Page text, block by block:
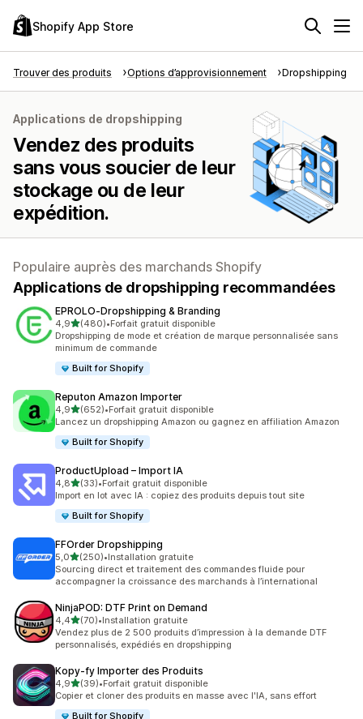
Shopify App Store
Trouver des produits Options d’approvisionnement Dropshipping
Applications de dropshipping
Vendez des produits
sans vous soucier de leur
stockage ou de leur
expédition.
Populaire auprès des marchands Shopify
Applications de dropshipping recommandées
EPROLO‑Dropshipping & Branding
4,9étoile(s) sur 5
(480)
480 avis au total
•Forfait gratuit disponible
Dropshipping de mode et création de marque personnalisée sans
minimum de commande
Built for Shopify
Reputon Amazon Importer
4,9étoile(s) sur 5
(652)
652 avis au total
•Forfait gratuit disponible
Lancez un dropshipping Amazon ou gagnez en affiliation Amazon
Built for Shopify
ProductUpload – Import IA
4,8étoile(s) sur 5
(33)
33 avis au total
•Forfait gratuit disponible
Import en lot avec IA : copiez des produits depuis tout site
Built for Shopify
FFOrder Dropshipping
5,0étoile(s) sur 5
(250)
250 avis au total
•Installation gratuite
Sourcing direct et traitement des commandes fluide pour
accompagner la croissance des marchands à l’international
NinjaPOD: DTF Print on Demand
4,4étoile(s) sur 5
(70)
70 avis au total
•Installation gratuite
Vendez plus de 2 500 produits d’impression à la demande DTF
personnalisés, expédiés en dropshipping
Kopy‑fy Importer des Produits
4,9étoile(s) sur 5
(39)
39 avis au total
•Forfait gratuit disponible
Copier et cloner des produits en masse avec l'IA, sans effort
Built for Shopify